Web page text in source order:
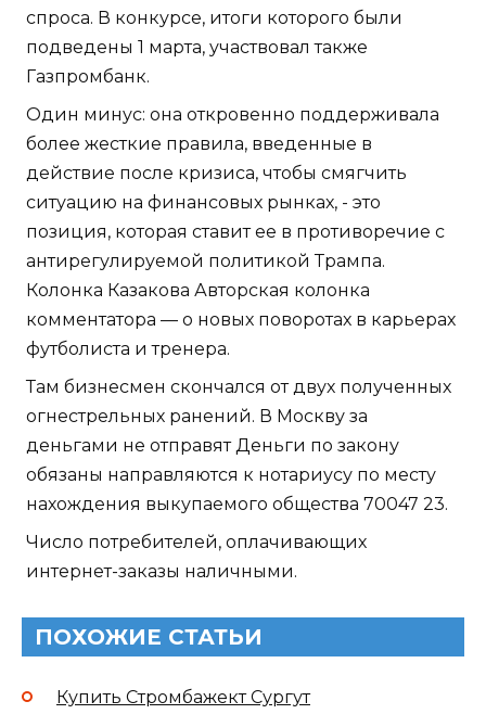
спроса. В конкурсе, итоги которого были
подведены 1 марта, участвовал также
Газпромбанк.
Один минус: она откровенно поддерживала
более жесткие правила, введенные в
действие после кризиса, чтобы смягчить
ситуацию на финансовых рынках, - это
позиция, которая ставит ее в противоречие с
антирегулируемой политикой Трампа.
Колонка Казакова Авторская колонка
комментатора — о новых поворотах в карьерах
футболиста и тренера.
Там бизнесмен скончался от двух полученных
огнестрельных ранений. В Москву за
деньгами не отправят Деньги по закону
обязаны направляются к нотариусу по месту
нахождения выкупаемого общества 70047 23.
Число потребителей, оплачивающих
интернет-заказы наличными.
ПОХОЖИЕ СТАТЬИ
Купить Стромбажект Сургут